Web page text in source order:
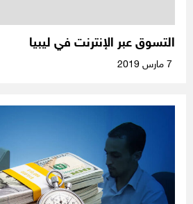
التسوق عبر الإنترنت في ليبيا